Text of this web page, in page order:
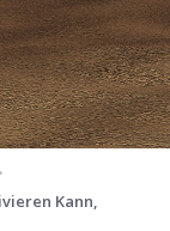
Kann,